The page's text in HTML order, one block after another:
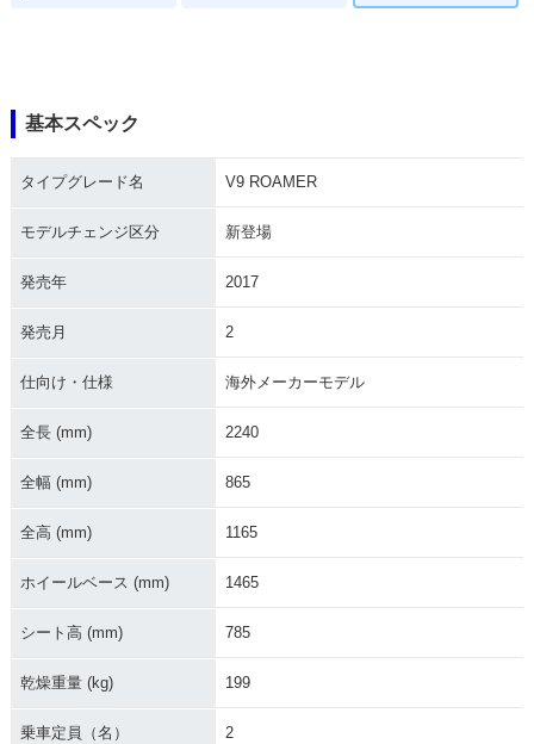
基本スペック
タイプグレード名 V9 ROAMER
モデルチェンジ区分 新登場
発売年 2017
発売月 2
仕向け・仕様 海外メーカーモデル
全長 (mm) 2240
全幅 (mm) 865
全高 (mm) 1165
ホイールベース (mm) 1465
シート高 (mm) 785
乾燥重量 (kg) 199
乗車定員（名） 2